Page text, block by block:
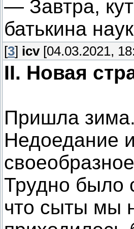
— Завтра,
батькина
[3] icv[04.03.2021,
II. Новая
Пришла
Недоедание
Трудно было
что сыты мы